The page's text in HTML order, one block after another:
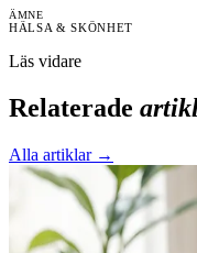
ÄMNE
HÄLSA & SKÖNHET
Läs vidare
Relaterade
Alla artiklar →